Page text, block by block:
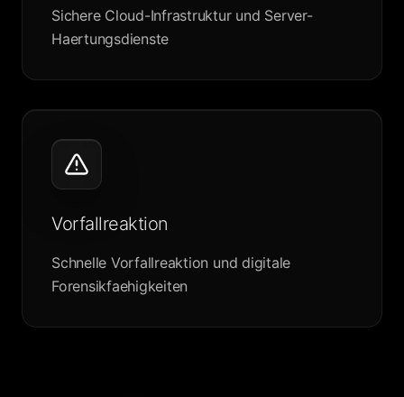
Sichere Cloud-Infrastruktur und Server-
Haertungsdienste
Vorfallreaktion
Schnelle Vorfallreaktion und digitale
Forensikfaehigkeiten